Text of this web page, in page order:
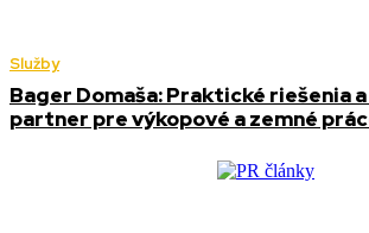
Služby
Bager Domaša: Praktické riešenia
partner pre výkopové a zemné